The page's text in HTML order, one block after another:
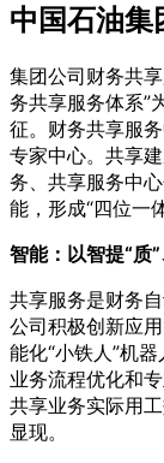
中国石油集
集团公司财务共
务共享服务体系”
征。财务共享服
专家中心。共享
务、共享服务中
能，形成“四位一
智能：以智提“质
共享服务是财务
公司积极创新应
能化“小铁人”机
业务流程优化和
共享业务实际用
显现。